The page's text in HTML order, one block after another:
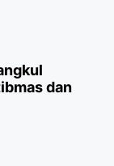
dan